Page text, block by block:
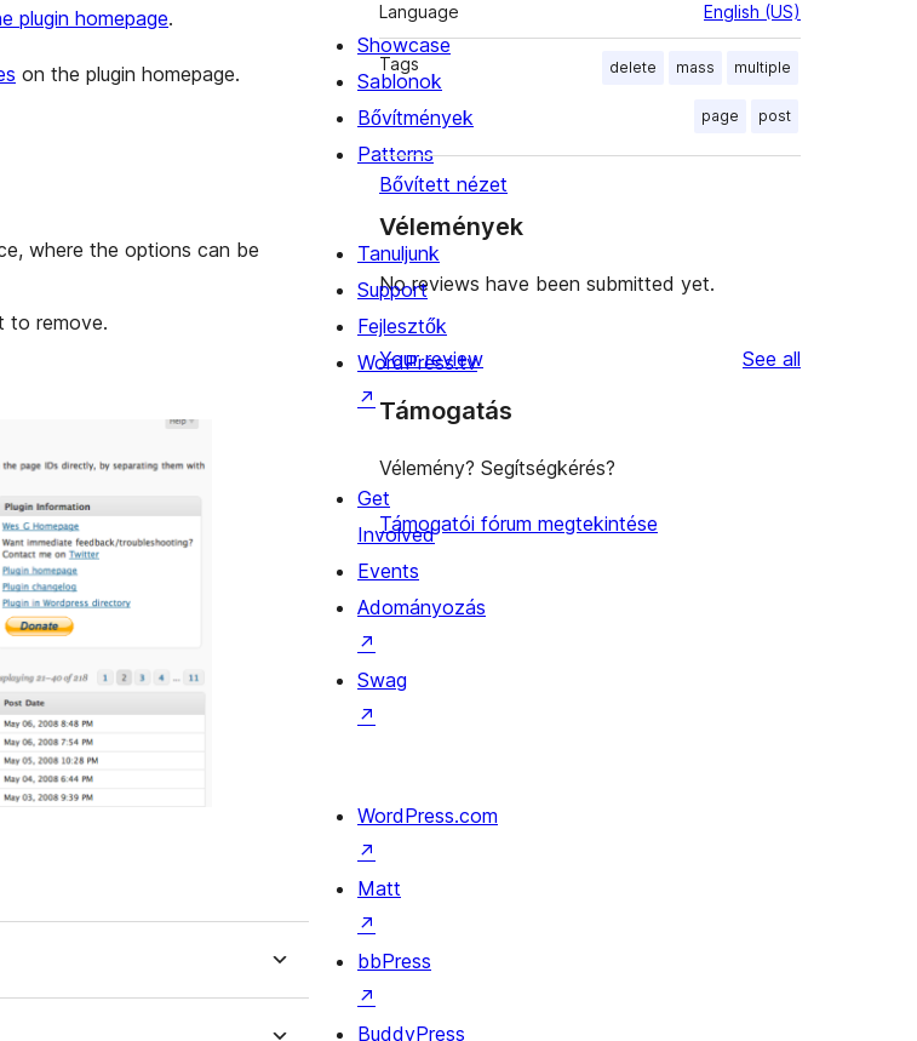
plugin homepage.
on the plugin homepage.
where the options can be
to remove.
Language English (US)
Tags delete mass multiple
page post
Bővített nézet
Vélemények
No reviews have been submitted yet.
Your review See all
Támogatás
Vélemény? Segítségkérés?
Támogatói fórum megtekintése
Showcase
Sablonok
Bővítmények
Patterns
Tanuljunk
Support
Fejlesztők
WordPress.tv
↗
Get
Involved
Events
Adományozás
↗
Swag
↗
WordPress.com
↗
Matt
↗
bbPress
↗
BuddyPress